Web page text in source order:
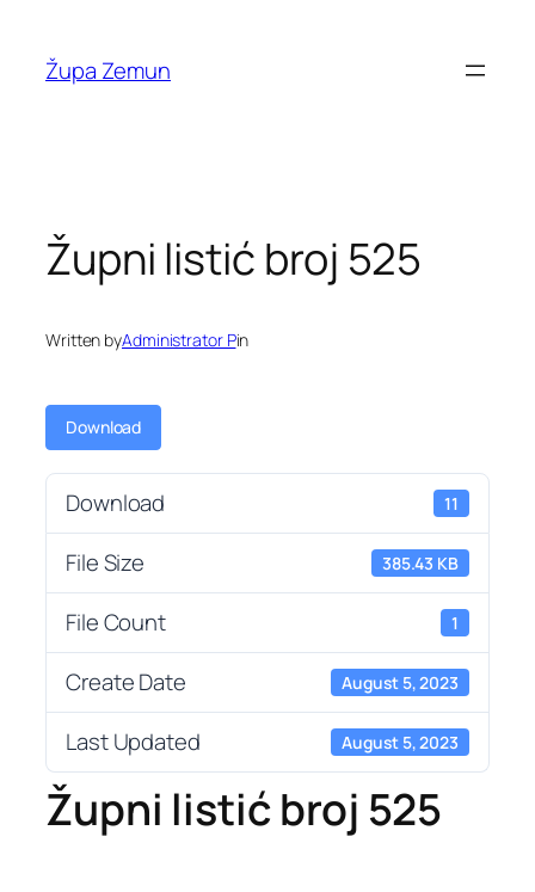
content
Župa Zemun
Župni listić broj 525
Written byAdministrator Pin
Download
Download 11
File Size 385.43 KB
File Count 1
Create Date August 5, 2023
Last Updated August 5, 2023
Župni listić broj 525